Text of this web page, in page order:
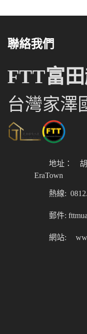
聯絡我們
FTT富
台灣家澤
地址：
EraTown
熱線:
郵件:
網站: